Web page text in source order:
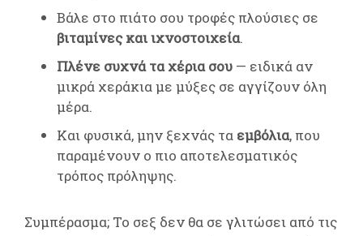
Βάλε στο πιάτο σου τροφές πλούσιες σε
βιταμίνες και ιχνοστοιχεία.
Πλένε συχνά τα χέρια σου — ειδικά αν
μικρά χεράκια με μύξες σε αγγίζουν όλη
μέρα.
Και φυσικά, μην ξεχνάς τα εμβόλια, που
παραμένουν ο πιο αποτελεσματικός
τρόπος πρόληψης.
Συμπέρασμα; Το σεξ δεν θα σε γλιτώσει από τις